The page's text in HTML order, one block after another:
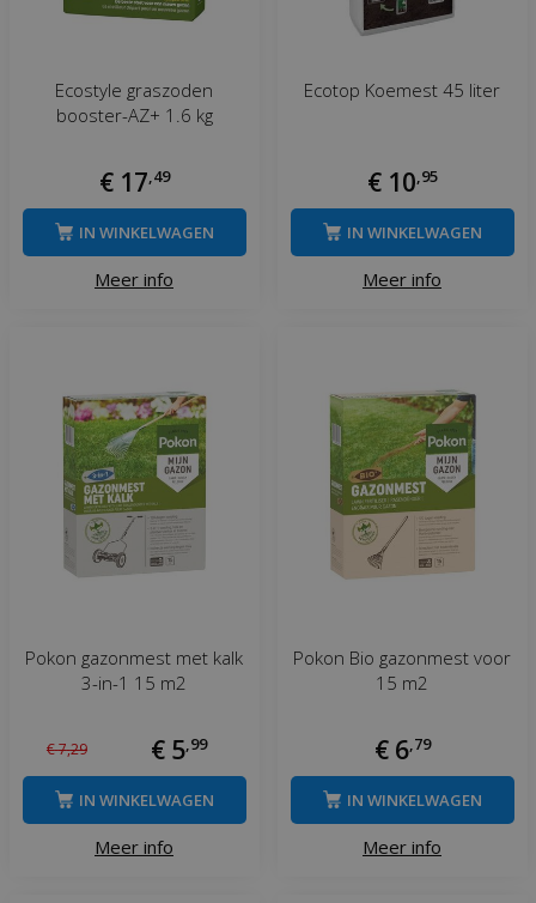
Ecostyle graszoden
booster-AZ+ 1.6 kg
€ 17 49
Meer info
IN WINKELWAGEN
Ecotop Koemest 45 liter
€ 10 95
Meer info
IN WINKELWAGEN
Pokon gazonmest met kalk
3-in-1 15 m2
€7,29 € 5 99
Meer info
IN WINKELWAGEN
Pokon Bio gazonmest voor
15 m2
€ 6 79
Meer info
IN WINKELWAGEN